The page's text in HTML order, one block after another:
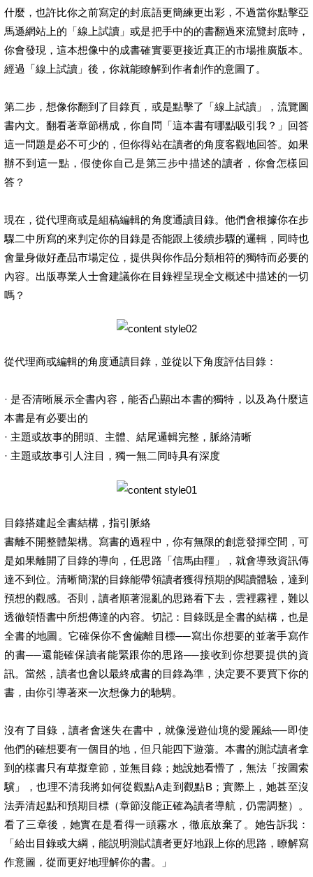
什麼，也許比你之前寫定的封底語更簡練更出彩，不過當你點擊亞
馬遜網站上的「線上試讀」或是把手中的的書翻過來流覽封底時，
你會發現，這本想像中的成書確實要更接近真正的市場推廣版本。
經過「線上試讀」後，你就能瞭解到作者創作的意圖了。
第二步，想像你翻到了目錄頁，或是點擊了「線上試讀」，流覽圖
書內文。翻看著章節構成，你自問「這本書有哪點吸引我？」回答
這一問題是必不可少的，但你得站在讀者的角度客觀地回答。如果
辦不到這一點，假使你自己是第三步中描述的讀者，你會怎樣回
答？
現在，從代理商或是組稿編輯的角度通讀目錄。他們會根據你在步
驟二中所寫的來判定你的目錄是否能跟上後續步驟的邏輯，同時也
會量身做好產品市場定位，提供與你作品分類相符的獨特而必要的
內容。出版專業人士會建議你在目錄裡呈現全文概述中描述的一切
嗎？
從代理商或編輯的角度通讀目錄，並從以下角度評估目錄：
· 是否清晰展示全書內容，能否凸顯出本書的獨特，以及為什麼這
本書是有必要出的
· 主題或故事的開頭、主體、結尾邏輯完整，脈絡清晰
· 主題或故事引人注目，獨一無二同時具有深度
目錄搭建起全書結構，指引脈絡
書離不開整體架構。寫書的過程中，你有無限的創意發揮空間，可
是如果離開了目錄的導向，任思路「信馬由韁」，就會導致資訊傳
達不到位。清晰簡潔的目錄能帶領讀者獲得預期的閱讀體驗，達到
預想的觀感。否則，讀者順著混亂的思路看下去，雲裡霧裡，難以
透徹領悟書中所想傳達的內容。切記：目錄既是全書的結構，也是
全書的地圖。它確保你不會偏離目標──寫出你想要的並著手寫作
的書──還能確保讀者能緊跟你的思路──接收到你想要提供的資
訊。當然，讀者也會以最終成書的目錄為準，決定要不要買下你的
書，由你引導著來一次想像力的馳騁。
沒有了目錄，讀者會迷失在書中，就像漫遊仙境的愛麗絲──即使
他們的確想要有一個目的地，但只能四下遊蕩。本書的測試讀者拿
到的樣書只有草擬章節，並無目錄；她說她看懵了，無法「按圖索
驥」，也理不清我將如何從觀點A走到觀點B；實際上，她甚至沒
法弄清起點和預期目標（章節沒能正確為讀者導航，仍需調整）。
看了三章後，她實在是看得一頭霧水，徹底放棄了。她告訴我：
「給出目錄或大綱，能説明測試讀者更好地跟上你的思路，瞭解寫
作意圖，從而更好地理解你的書。」